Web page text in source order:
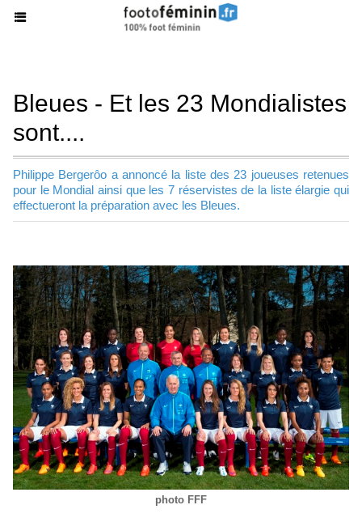
Bleues - Et les 23 Mondialistes
sont....
Philippe Bergerôo a annoncé la liste des 23 joueuses retenues
pour le Mondial ainsi que les 7 réservistes de la liste élargie qui
effectueront la préparation avec les Bleues.
photo FFF